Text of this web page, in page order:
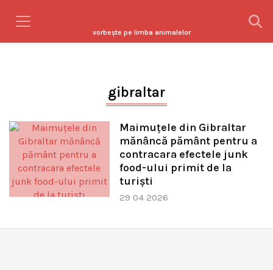
vorbeşte pe limba animalelor
gibraltar
Maimuțele din Gibraltar
mănâncă pământ pentru a
contracara efectele junk
food-ului primit de la
turiști
29 04 2026